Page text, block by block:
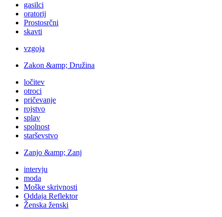
gasilci
oratorij
Prostosrčni
skavti
vzgoja
Zakon &amp; Družina
ločitev
otroci
pričevanje
rojstvo
splav
spolnost
starševstvo
Zanjo &amp; Zanj
intervju
moda
Moške skrivnosti
Oddaja Reflektor
Ženska ženski